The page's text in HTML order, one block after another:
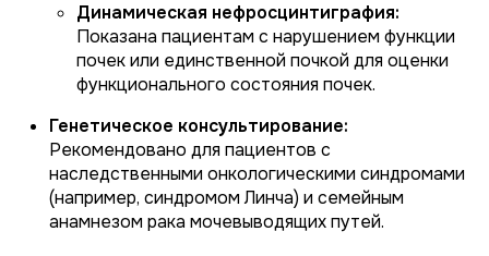
Динамическая нефросцинтиграфия:
Показана пациентам с нарушением функции
почек или единственной почкой для оценки
функционального состояния почек.
Генетическое консультирование:
Рекомендовано для пациентов с
наследственными онкологическими синдромами
(например, синдромом Линча) и семейным
анамнезом рака мочевыводящих путей.